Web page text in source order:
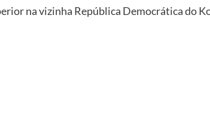
na vizinha República Democrática do